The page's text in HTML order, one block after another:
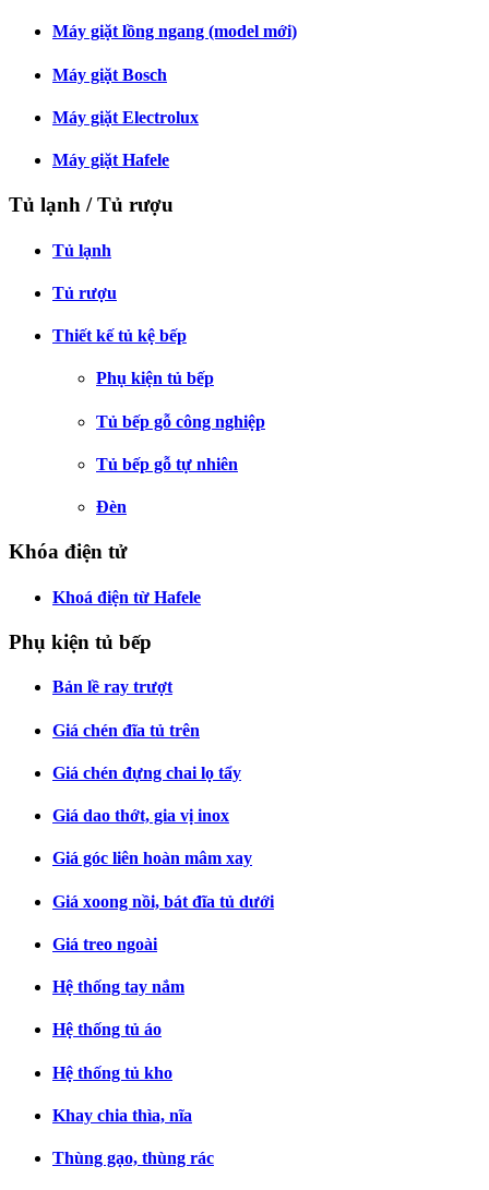
Máy giặt lồng ngang (model mới)
Máy giặt Bosch
Máy giặt Electrolux
Máy giặt Hafele
Tủ lạnh / Tủ rượu
Tủ lạnh
Tủ rượu
Thiết kế tủ kệ bếp
Phụ kiện tủ bếp
Tủ bếp gỗ công nghiệp
Tủ bếp gỗ tự nhiên
Đèn
Khóa điện tử
Khoá điện từ Hafele
Phụ kiện tủ bếp
Bản lề ray trượt
Giá chén đĩa tủ trên
Giá chén đựng chai lọ tẩy
Giá dao thớt, gia vị inox
Giá góc liên hoàn mâm xay
Giá xoong nồi, bát đĩa tủ dưới
Giá treo ngoài
Hệ thống tay nắm
Hệ thống tủ áo
Hệ thống tủ kho
Khay chia thìa, nĩa
Thùng gạo, thùng rác